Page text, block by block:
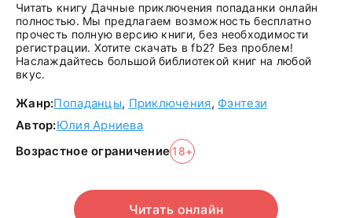
Читать книгу Дачные приключения попаданки онлайн
полностью. Мы предлагаем возможность бесплатно
прочесть полную версию книги, без необходимости
регистрации. Хотите скачать в fb2? Без проблем!
Наслаждайтесь большой библиотекой книг на любой
вкус.
Жанр:Попаданцы, Приключения, Фэнтези
Автор:Юлия Арниева
Возрастное ограничение 18+
Читать онлайн